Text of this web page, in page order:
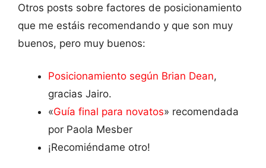
Otros posts sobre factores de posicionamiento
que me estáis recomendando y que son muy
buenos, pero muy buenos:
Posicionamiento según Brian Dean,
gracias Jairo.
«Guía final para novatos» recomendada
por Paola Mesber
¡Recomiéndame otro!